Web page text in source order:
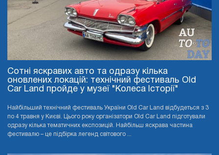
Сотні яскравих авто та одразу кілька
оновлених локацій: технічний фестиваль Old
Car Land пройде у музеї "Колеса Історії"
Найбільший технічний фестиваль України Old Car Land відбудеться з 3
по 4 травня у Києві. Цього року організатори Old Car Land підготували
одразу кілька тематичних експозицій. Найбільш яскрава частина
фестивалю – це підбірка легенд світового ...